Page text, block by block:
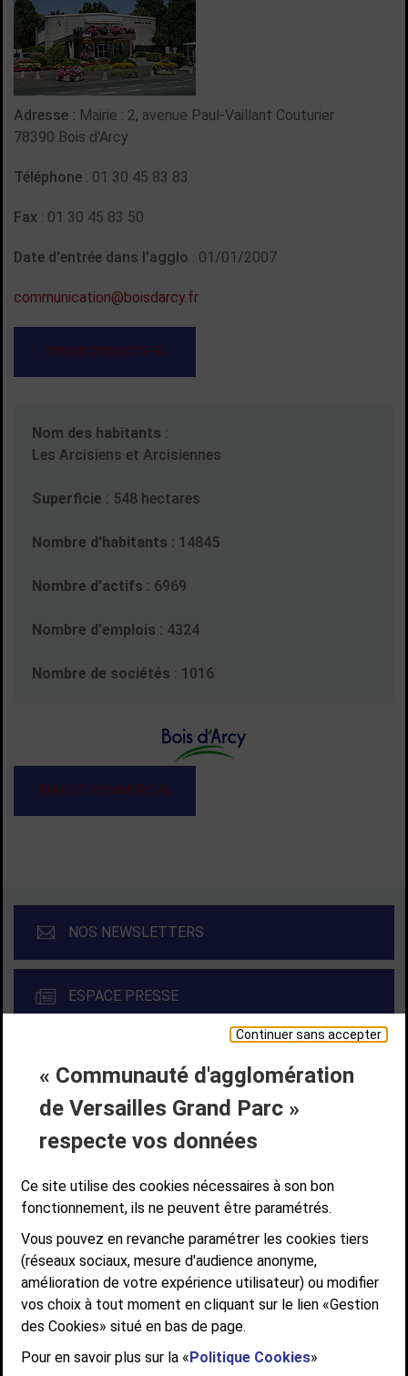
Continuer sans accepter
« Communauté d'agglomération
de Versailles Grand Parc »
respecte vos données
Ce site utilise des cookies nécessaires à son bon
fonctionnement, ils ne peuvent être paramétrés.
Vous pouvez en revanche paramétrer les cookies tiers
(réseaux sociaux, mesure d'audience anonyme,
amélioration de votre expérience utilisateur) ou modifier
vos choix à tout moment en cliquant sur le lien «Gestion
des Cookies» situé en bas de page.
Pour en savoir plus sur la «Politique Cookies»
Adresse : Mairie : 2, avenue Paul-Vaillant Couturier
78390 Bois d'Arcy
Téléphone : 01 30 45 83 83
Fax : 01 30 45 83 50
Date d'entrée dans l'agglo : 01/01/2007
communication@boisdarcy.fr
WWW.BOISDARCY.FR
Nom des habitants :
Les Arcisiens et Arcisiennes
Superficie : 548 hectares
Nombre d'habitants : 14845
Nombre d'actifs : 6969
Nombre d'emplois : 4324
Nombre de sociétés : 1016
BUDGET COMMERCIAL
NOS NEWSLETTERS
ESPACE PRESSE
Liens bas de page
CONTACT MENTIONS LÉGALES
PLAN DE SITE
ACCESSIBILITÉ NUMÉRIQUE
GESTION DES COOKIES
Suivez-nous
SUIVEZ-NOUS SUR
Communauté d'agglomération de Versailles
Grand Parc
6, AVENUE DE PARIS - CS 10922 - 78009 VERSAILLES CEDEX
STANDARD : 01 39 66 30 00 - OUVERT DU LUNDI AU VENDREDI DE 9H À